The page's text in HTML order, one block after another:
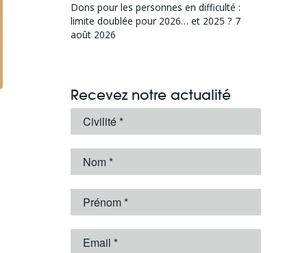
Dons pour les personnes en difficulté :
limite doublée pour 2026… et 2025 ? 7
août 2026
Recevez notre actualité